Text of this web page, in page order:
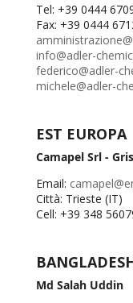
Tel: +39 0444
Fax: +39 0444
info@adler-
federico@adler-
michele@adler-
EST EUROPA
Camapel Srl -
Email:
Città: Trieste (IT)
Cell: +39 348
Md Salah Uddin